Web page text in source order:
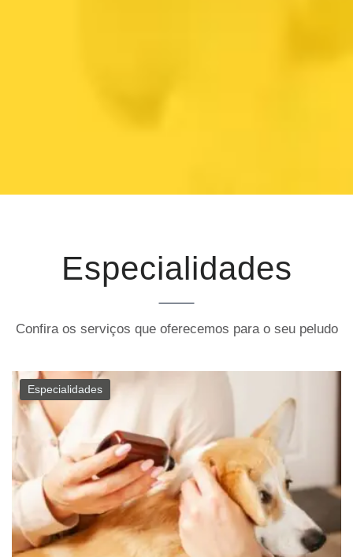
Especialidades
Confira os serviços que oferecemos para o seu peludo
Especialidades